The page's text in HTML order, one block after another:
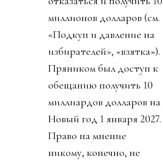
миллионов долларов (см.
«Подкуп и давление на
избирателей», «взятка»).
Пряником был доступ к
обещанию получить 10
миллиардов долларов на
Новый год 1 января 2027.
Право на мнение
никому, конечно, не